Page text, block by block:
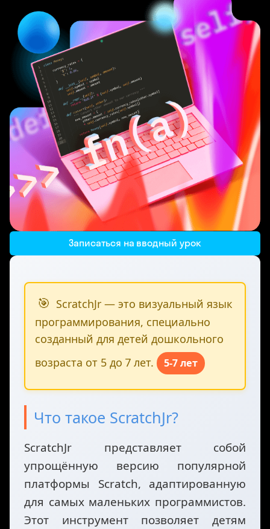
Записаться на вводный урок
🎯 ScratchJr — это визуальный язык
программирования, специально
созданный для детей дошкольного
возраста от 5 до 7 лет.
5-7 лет
Что такое ScratchJr?
ScratchJr представляет собой
упрощённую версию популярной
платформы Scratch, адаптированную
для самых маленьких программистов.
Этот инструмент позволяет детям